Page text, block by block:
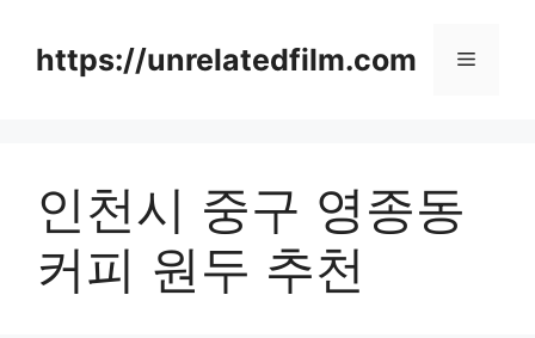
contenthttps://unrelatedfilm.com Menu
인천시 중구 영종동
커피 원두 추천